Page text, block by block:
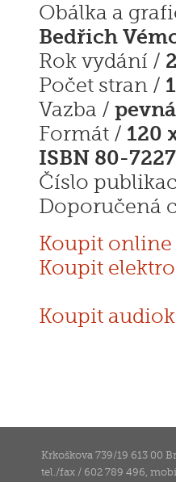
Obálka a
Bedřich
Rok vydání /
Počet stran /
Vazba / pevná
Formát / 120
ISBN 80-
Číslo
Doporučená
Koupit online
Koupit
Koupit
Krkoškova 739/19 613 00
tel./fax / 602 789 496,